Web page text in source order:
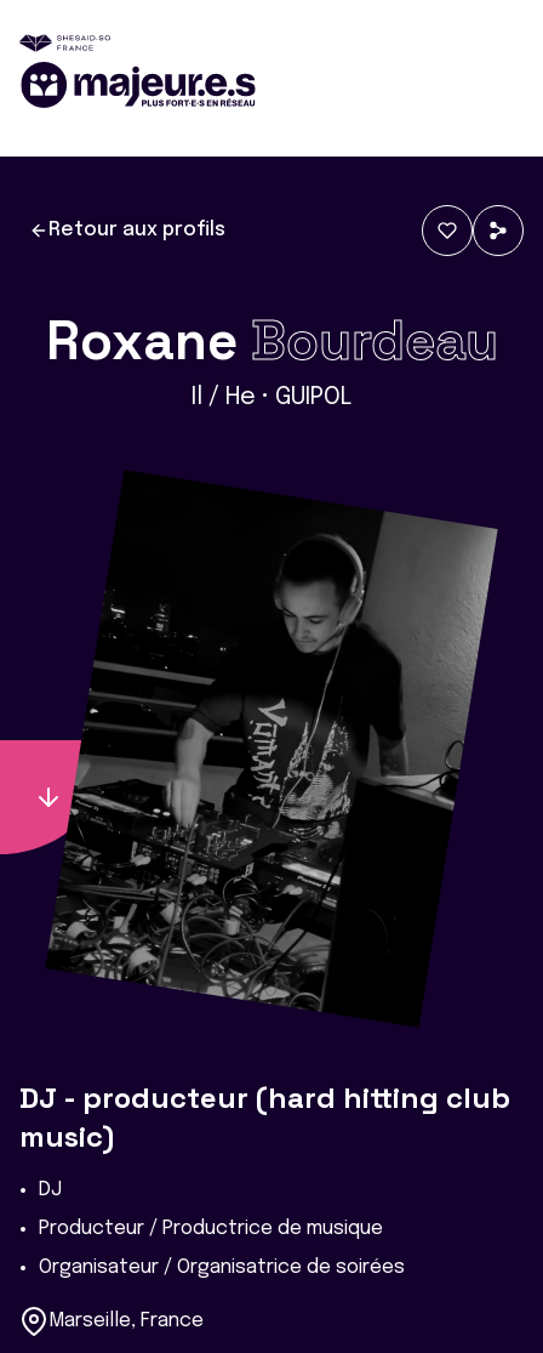
Retour aux profils
Roxane Bourdeau
Il / He • GUIPOL
DJ - producteur (hard hitting club
music)
DJ
Producteur / Productrice de musique
Organisateur / Organisatrice de soirées
Marseille, France